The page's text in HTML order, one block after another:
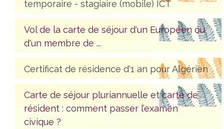
temporaire - stagiaire (mobile) ICT
Vol de la carte de séjour d'un Européen ou
d'un membre de ...
Certificat de résidence d'1 an pour Algérien
Carte de séjour pluriannuelle et carte de
résident : comment passer l’examen
civique ?